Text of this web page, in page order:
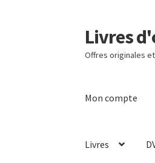
Aller
à
la
Aller
au
contenu
Livres
Offres originales
Mon compte
Livres